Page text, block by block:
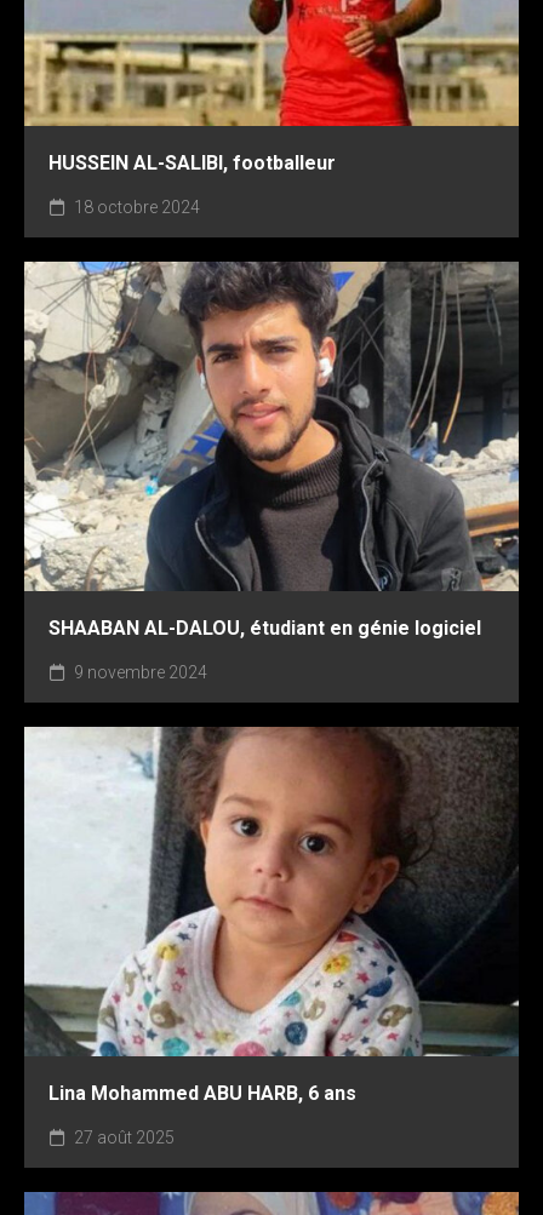
HUSSEIN AL-SALIBI, footballeur
18 octobre 2024
SHAABAN AL-DALOU, étudiant en génie logiciel
9 novembre 2024
Lina Mohammed ABU HARB, 6 ans
27 août 2025